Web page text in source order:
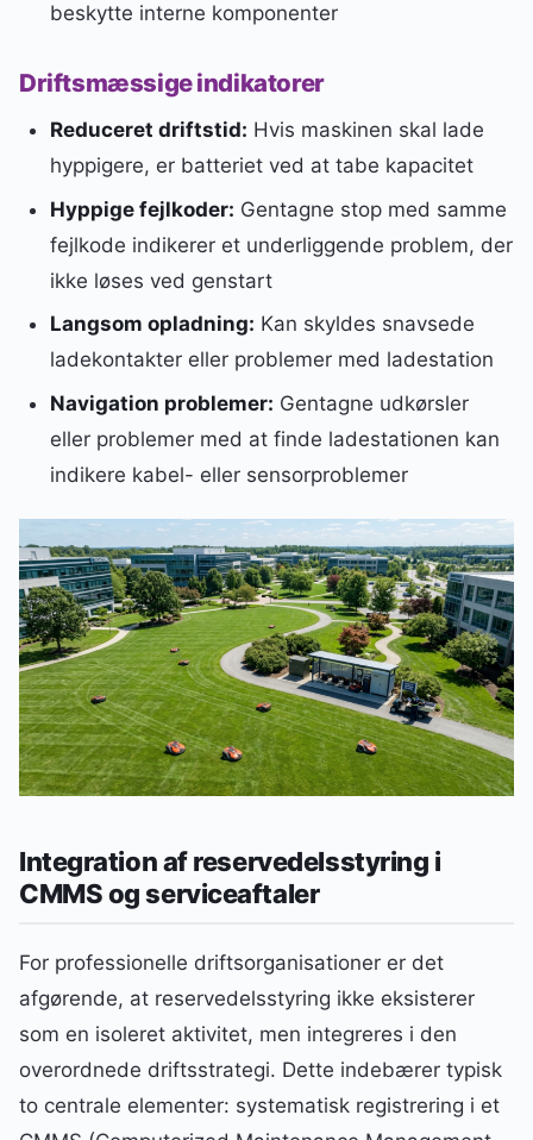
beskytte interne komponenter
Driftsmæssige indikatorer
Reduceret driftstid: Hvis maskinen skal lade
hyppigere, er batteriet ved at tabe kapacitet
Hyppige fejlkoder: Gentagne stop med samme
fejlkode indikerer et underliggende problem, der
ikke løses ved genstart
Langsom opladning: Kan skyldes snavsede
ladekontakter eller problemer med ladestation
Navigation problemer: Gentagne udkørsler
eller problemer med at finde ladestationen kan
indikere kabel- eller sensorproblemer
Integration af reservedelsstyring i
CMMS og serviceaftaler
For professionelle driftsorganisationer er det
afgørende, at reservedelsstyring ikke eksisterer
som en isoleret aktivitet, men integreres i den
overordnede driftsstrategi. Dette indebærer typisk
to centrale elementer: systematisk registrering i et